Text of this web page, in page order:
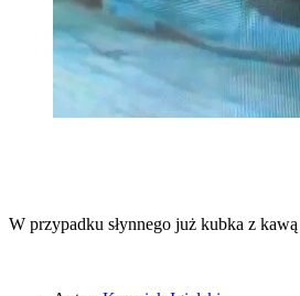
W przypadku słynnego już kubka z